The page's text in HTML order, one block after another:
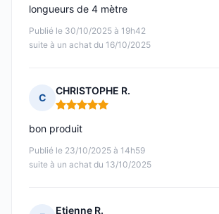
Publié le 30/10/2025 à 19h42
suite à un achat du 16/10/2025
longueurs de 4 mètre
C
CHRISTOPHE R.
Note : 5 sur 5
Publié le 23/10/2025 à 14h59
suite à un achat du 13/10/2025
bon produit
Etienne R.